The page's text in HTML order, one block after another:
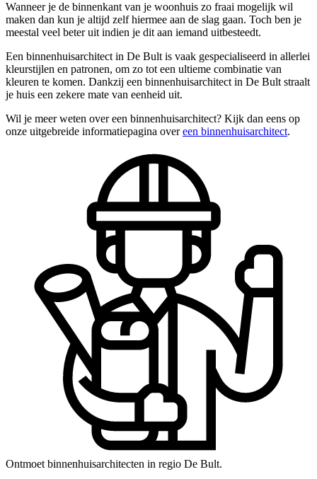
Wanneer je de binnenkant van je woonhuis zo fraai mogelijk wil
maken dan kun je altijd zelf hiermee aan de slag gaan. Toch ben je
meestal veel beter uit indien je dit aan iemand uitbesteedt.
Een binnenhuisarchitect in De Bult is vaak gespecialiseerd in allerlei
kleurstijlen en patronen, om zo tot een ultieme combinatie van
kleuren te komen. Dankzij een binnenhuisarchitect in De Bult straalt
je huis een zekere mate van eenheid uit.
Wil je meer weten over een binnenhuisarchitect? Kijk dan eens op
onze uitgebreide informatiepagina overeen binnenhuisarchitect.
Ontmoet binnenhuisarchitecten in regio De Bult.